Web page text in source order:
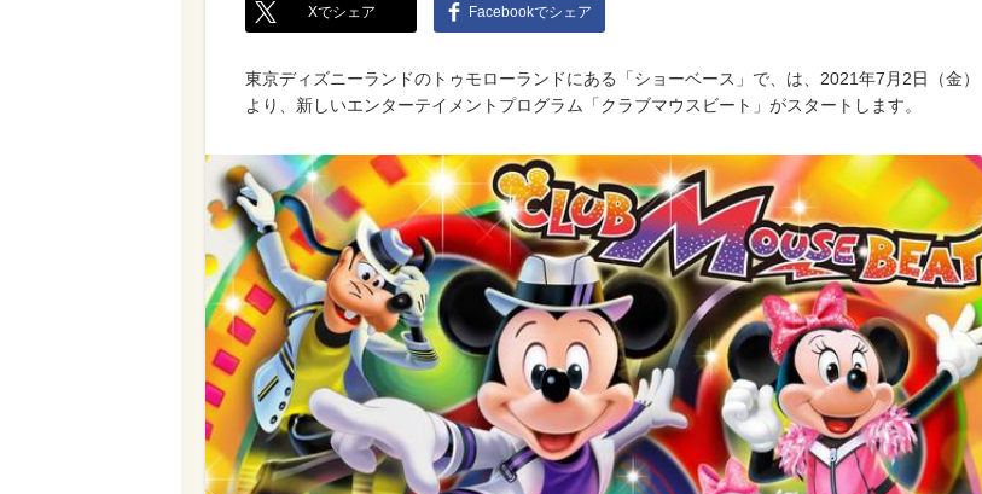
Xでシェア Facebookでシェア
東京ディズニーランドのトゥモローランドにある「ショーベース」で、は、2021年7月2日（金）
より、新しいエンターテイメントプログラム「クラブマウスビート」がスタートします。